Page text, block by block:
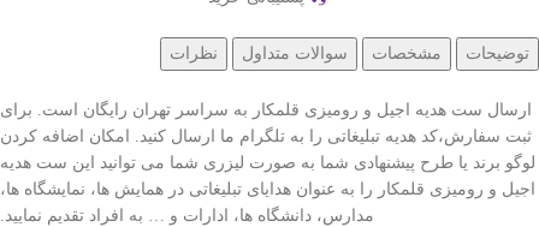
توضیحات مشخصات سوالات متداول نظرات
ارسال ست هدیه اجیل و رومیزی قلمکار به سراسر تهران رایگان است. برای
ثبت سفارش،کد هدیه تبلیغاتی را به تلگرام ما ارسال کنید. امکان اضافه کردن
لوگو برند یا طرح پیشنهادی شما به صورت لیزری شما می توانید این ست هدیه
اجیل و رومیزی قلمکار را به عنوان هدایای تبلیغاتی در همایش ها، نمایشگاه ها،
مدارس، دانشگاه ها، ادارات و … به افراد تقدیم نمایید.